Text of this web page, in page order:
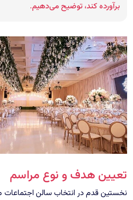
برآورده کند، توضیح می‌دهیم.
تعیین هدف و نوع مراسم
نخستین قدم در انتخاب سالن